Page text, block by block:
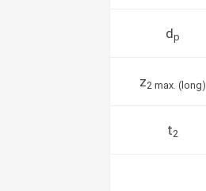
dp
z2 max. (long)
t2